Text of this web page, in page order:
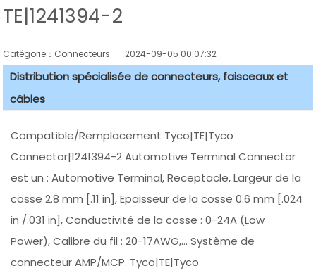
TE|1241394-2
Catégorie：Connecteurs 2024-09-05 00:07:32
Distribution spécialisée de connecteurs, faisceaux et
câbles
Compatible/Remplacement Tyco|TE|Tyco
Connector|1241394-2 Automotive Terminal Connector
est un : Automotive Terminal, Receptacle, Largeur de la
cosse 2.8 mm [.11 in], Epaisseur de la cosse 0.6 mm [.024
in /.031 in], Conductivité de la cosse : 0-24A (Low
Power), Calibre du fil : 20-17AWG,... Système de
connecteur AMP/MCP. Tyco|TE|Tyco